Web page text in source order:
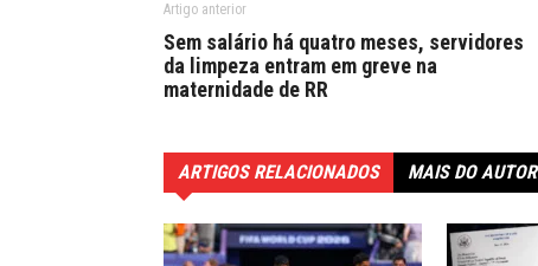
Artigo anterior
Sem salário há quatro meses, servidores
da limpeza entram em greve na
maternidade de RR
ARTIGOS RELACIONADOS MAIS DO AUTOR